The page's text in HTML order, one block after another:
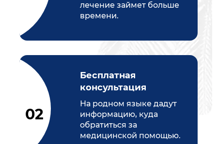
лечение займет больше
времени.
Бесплатная
консультация
На родном языке дадут
информацию, куда
обратиться за
медицинской помощью.